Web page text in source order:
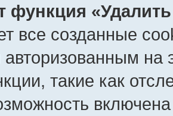
функция
все созданные
авторизованным
такие как